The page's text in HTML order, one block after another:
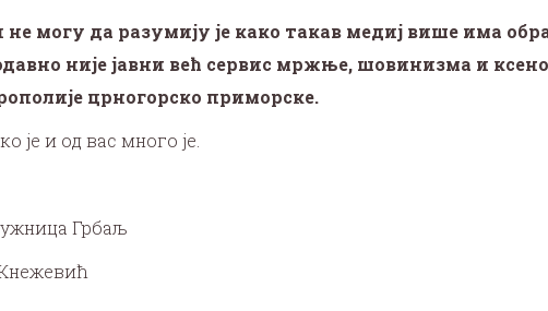
могу да разумију је како такав медиј више има
није јавни већ сервис мржње, шовинизма и
црногорско приморске.
је и од вас много је.
Грбаљ